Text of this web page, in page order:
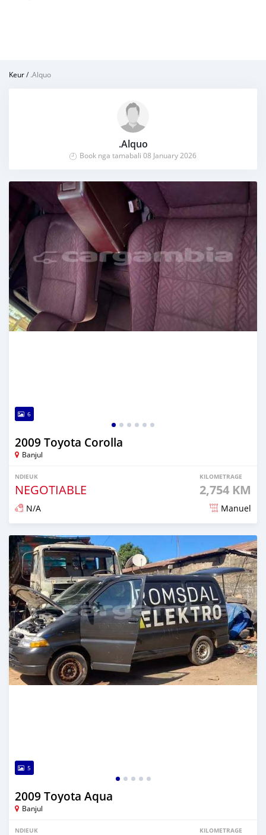
Keur/.Alquo
.Alquo
Book nga tamabali 08 January 2026
6
2009 Toyota Corolla
Banjul
NDIEUK
NEGOTIABLE
KILOMETRAGE
2,754 KM
N/A Manuel
Dougal na niou ko depuis 7 months
5
2009 Toyota Aqua
Banjul
NDIEUK KILOMETRAGE